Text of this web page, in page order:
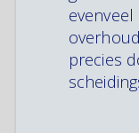
precies